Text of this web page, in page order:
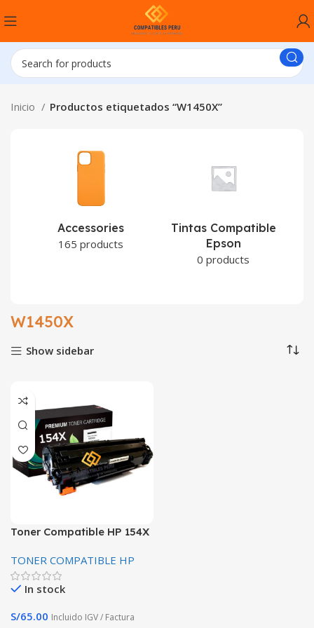
Inicio Productos etiquetados “W1450X”
Accessories
165 products
Tintas Compatible
Epson
0 products
W1450X
Show sidebar
Toner Compatible HP 154X
Paginas Premiun SIN CHIP
TONER COMPATIBLE HP
In stock
S/65.00 Incluido IGV / Factura